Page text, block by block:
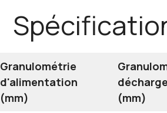
Granulométrie
d'alimentation
(mm)
décharge
(mm)